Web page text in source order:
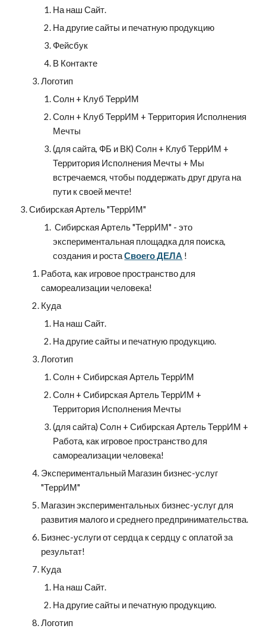
На наш Сайт.
На другие сайты и печатную продукцию
Фейсбук
В Контакте
Логотип
Солн + Клуб ТеррИМ
Солн + Клуб ТеррИМ + Территория Исполнения
Мечты
(для сайта, ФБ и ВК) Солн + Клуб ТеррИМ +
Территория Исполнения Мечты + Мы
встречаемся, чтобы поддержать друг друга на
пути к своей мечте!
Сибирская Артель "ТеррИМ"
Сибирская Артель "ТеррИМ" - это
экспериментальная площадка для поиска,
создания и роста Своего ДЕЛА !
Работа, как игровое пространство для
самореализации человека!
Куда
На наш Сайт.
На другие сайты и печатную продукцию.
Логотип
Солн + Сибирская Артель ТеррИМ
Солн + Сибирская Артель ТеррИМ +
Территория Исполнения Мечты
(для сайта) Солн + Сибирская Артель ТеррИМ +
Работа, как игровое пространство для
самореализации человека!
Экспериментальный Магазин бизнес-услуг
"ТеррИМ"
Магазин экспериментальных бизнес-услуг для
развития малого и среднего предпринимательства.
Бизнес-услуги от сердца к сердцу с оплатой за
результат!
Куда
На наш Сайт.
На другие сайты и печатную продукцию.
Логотип